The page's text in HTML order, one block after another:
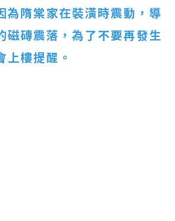
為隋棠家在裝潢時震動，導
磁磚震落，為了不要再發生
上樓提醒。